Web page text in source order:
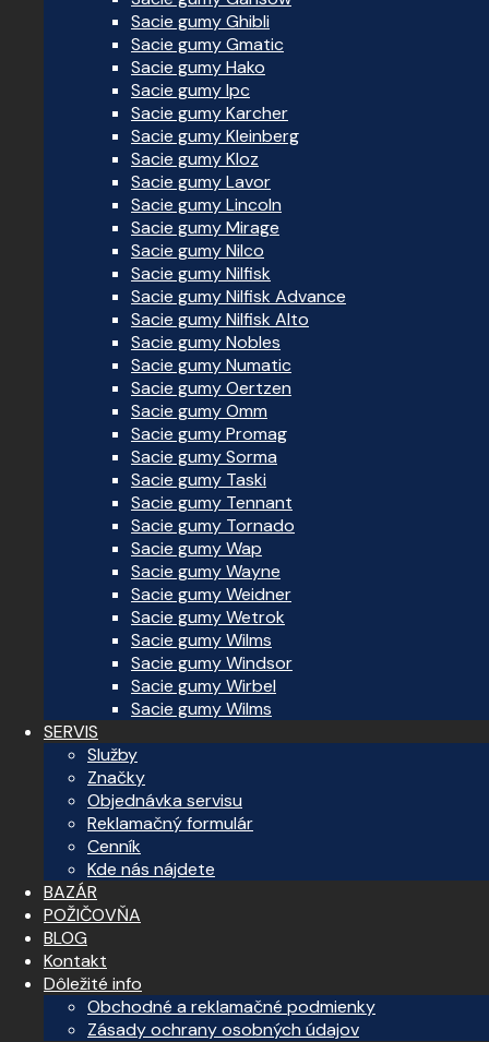
Sacie gumy Ghibli
Sacie gumy Gmatic
Sacie gumy Hako
Sacie gumy Ipc
Sacie gumy Karcher
Sacie gumy Kleinberg
Sacie gumy Kloz
Sacie gumy Lavor
Sacie gumy Lincoln
Sacie gumy Mirage
Sacie gumy Nilco
Sacie gumy Nilfisk
Sacie gumy Nilfisk Advance
Sacie gumy Nilfisk Alto
Sacie gumy Nobles
Sacie gumy Numatic
Sacie gumy Oertzen
Sacie gumy Omm
Sacie gumy Promag
Sacie gumy Sorma
Sacie gumy Taski
Sacie gumy Tennant
Sacie gumy Tornado
Sacie gumy Wap
Sacie gumy Wayne
Sacie gumy Weidner
Sacie gumy Wetrok
Sacie gumy Wilms
Sacie gumy Windsor
Sacie gumy Wirbel
Sacie gumy Wilms
SERVIS
Služby
Značky
Objednávka servisu
Reklamačný formulár
Cenník
Kde nás nájdete
BAZÁR
POŽIČOVŇA
BLOG
Kontakt
Dôležité info
Obchodné a reklamačné podmienky
Zásady ochrany osobných údajov